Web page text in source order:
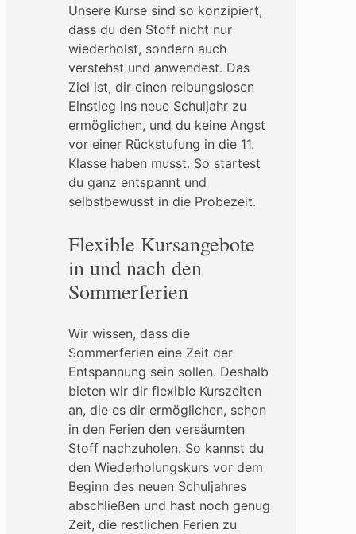
Unsere Kurse sind so konzipiert,
dass du den Stoff nicht nur
wiederholst, sondern auch
verstehst und anwendest. Das
Ziel ist, dir einen reibungslosen
Einstieg ins neue Schuljahr zu
ermöglichen, und du keine Angst
vor einer Rückstufung in die 11.
Klasse haben musst. So startest
du ganz entspannt und
selbstbewusst in die Probezeit.
Flexible Kursangebote
in und nach den
Sommerferien
Wir wissen, dass die
Sommerferien eine Zeit der
Entspannung sein sollen. Deshalb
bieten wir dir flexible Kurszeiten
an, die es dir ermöglichen, schon
in den Ferien den versäumten
Stoff nachzuholen. So kannst du
den Wiederholungskurs vor dem
Beginn des neuen Schuljahres
abschließen und hast noch genug
Zeit, die restlichen Ferien zu